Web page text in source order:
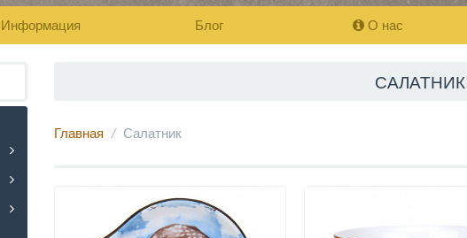
Информация Блог О нас
САЛАТНИК
Главная Салатник